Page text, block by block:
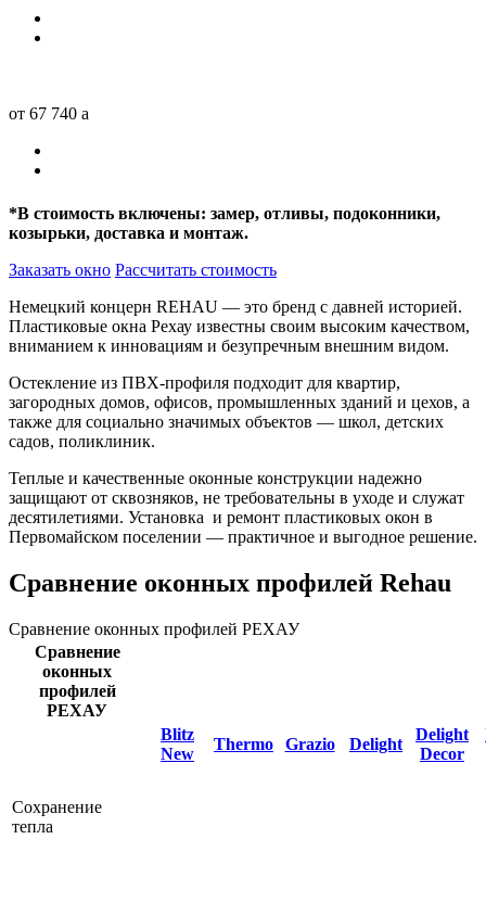
от 67 740 a
*В стоимость включены: замер, отливы, подоконники,
козырьки, доставка и монтаж.
Заказать окно Рассчитать стоимость
Немецкий концерн REHAU — это бренд с давней историей.
Пластиковые окна Рехау известны своим высоким качеством,
вниманием к инновациям и безупречным внешним видом.
Остекление из ПВХ-профиля подходит для квартир,
загородных домов, офисов, промышленных зданий и цехов, а
также для социально значимых объектов — школ, детских
садов, поликлиник.
Теплые и качественные оконные конструкции надежно
защищают от сквозняков, не требовательны в уходе и служат
десятилетиями. Установка и ремонт пластиковых окон в
Первомайском поселении — практичное и выгодное решение.
Сравнение оконных профилей Rehau
Сравнение оконных профилей РЕХАУ
Сравнение
оконных
профилей
РЕХАУ
Blitz
New
Thermo Grazio Delight
Delight
Decor
Сохранение
тепла